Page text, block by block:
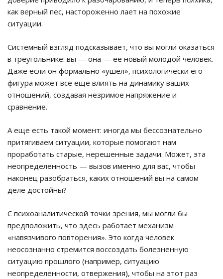
как верный пес, настороженно лает на похожие
ситуации.
Системный взгляд подсказывает, что вы могли оказаться
в треугольнике: вы — она — ее новый молодой человек.
Даже если он формально «ушел», психологически его
фигура может все еще влиять на динамику ваших
отношений, создавая незримое напряжение и
сравнение.
А еще есть такой момент: иногда мы бессознательно
притягиваем ситуации, которые помогают нам
проработать старые, нерешенные задачи. Может, эта
неопределенность — вызов именно для вас, чтобы
наконец разобраться, каких отношений вы на самом
деле достойны?
С психоаналитической точки зрения, мы могли бы
предположить, что здесь работает механизм
«навязчивого повторения». Это когда человек
неосознанно стремится воссоздать болезненную
ситуацию прошлого (например, ситуацию
неопределенности, отвержения), чтобы на этот раз